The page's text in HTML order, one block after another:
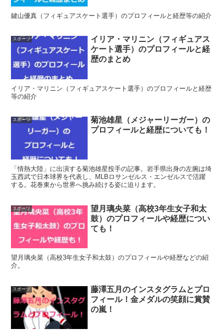
鍵山優真（フィギュアスケート選手）のプロフィールと経歴等の紹介
スポーツ
イリア・マリニン（フィギュアス
ケート選手）のプロフィールと経
歴のまとめ
イリア・マリニン（フィギュアスケート選手）のプロフィールと経歴
等の紹介
スポーツ
菊池雄星（メジャーリーガー）の
プロフィールと経歴についても！
「情熱大陸」に出演する菊池雄星投手の記事。岩手県出身の左腕は埼
玉西武で日本球界を代表し、MLBロサンゼルス・エンゼルスで活躍
する。花巻東から世界へ挑み続ける姿に迫ります。
スポーツ
望月璃央菜（高校3年生女子和太
鼓）のプロフィールや経歴につい
ても！
望月璃央菜（高校3年生女子和太鼓）のプロフィールや経歴などの紹
介。
スポーツ
藤澤五月のインスタグラムとプロ
フィール！金メダルの笑顔に賞賛
の嵐！